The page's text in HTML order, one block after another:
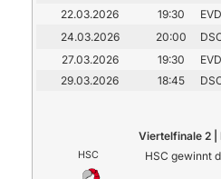
22.03.2026
19:30 EVD
24.03.2026
20:00
27.03.2026
19:30 EVD
29.03.2026
18:45
Viertelfinale 2 |
HSC HSC gewinnt